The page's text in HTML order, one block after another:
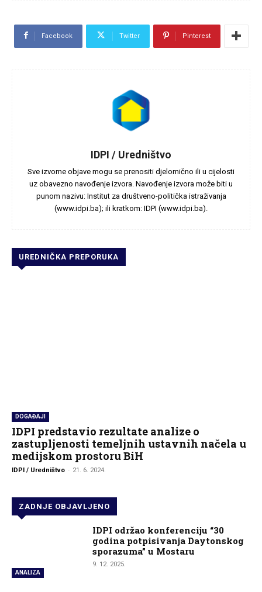
Facebook Twitter Pinterest
IDPI / Uredništvo
Sve izvorne objave mogu se prenositi djelomično ili u cijelosti
uz obavezno navođenje izvora. Navođenje izvora može biti u
punom nazivu: Institut za društveno-politička istraživanja
(www.idpi.ba); ili kratkom: IDPI (www.idpi.ba).
UREDNIČKA PREPORUKA
DOGAĐAJI
IDPI predstavio rezultate analize o
zastupljenosti temeljnih ustavnih načela u
medijskom prostoru BiH
IDPI / Uredništvo - 21. 6. 2024.
ZADNJE OBJAVLJENO
ANALIZA
IDPI održao konferenciju “30
godina potpisivanja Daytonskog
sporazuma” u Mostaru
9. 12. 2025.